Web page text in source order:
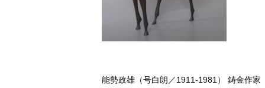
能勢政雄（号白朗／1911-1981） 鋳金作家